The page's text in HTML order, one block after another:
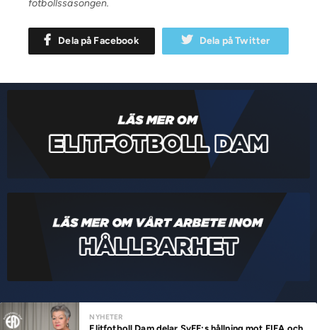
fotbollssäsongen.
Dela på Facebook Dela på Twitter
NYHETER